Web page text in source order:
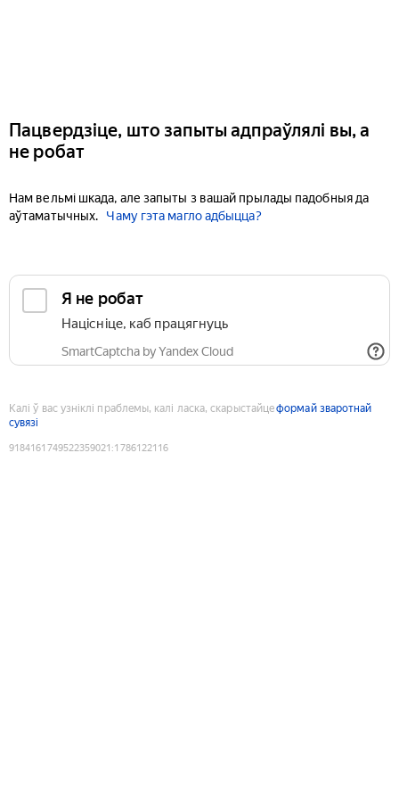
Пацвердзіце, што запыты адпраўлялі вы, а
не робат
Нам вельмі шкада, але запыты з вашай прылады падобныя да
аўтаматычных.
Чаму гэта магло адбыцца?
Я не робат
Націсніце, каб працягнуць
SmartCaptcha by Yandex Cloud
Калі ў вас узніклі праблемы, калі ласка, скарыстайцеформай зваротнай
сувязі
9184161749522359021 :1786122116